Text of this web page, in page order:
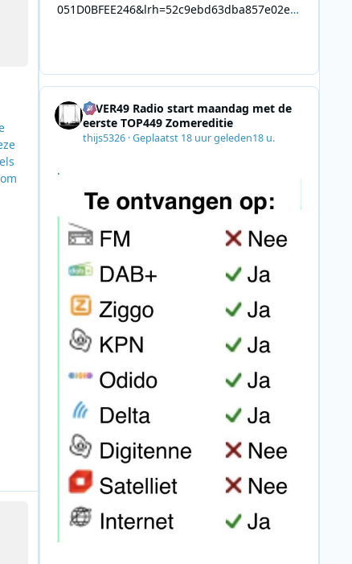
in Brazilië
051D0BFEE246&lrh=52c9ebd63dba857e02ec
AB2831C8A639&utm_medium=email&utm_co
8F09201A140D&utm_source=SmartBrief
4EVER49 Radio start maandag met de
eerste TOP449 Zomereditie
thijs5326·Geplaatst 18 uur geleden18 u.
.